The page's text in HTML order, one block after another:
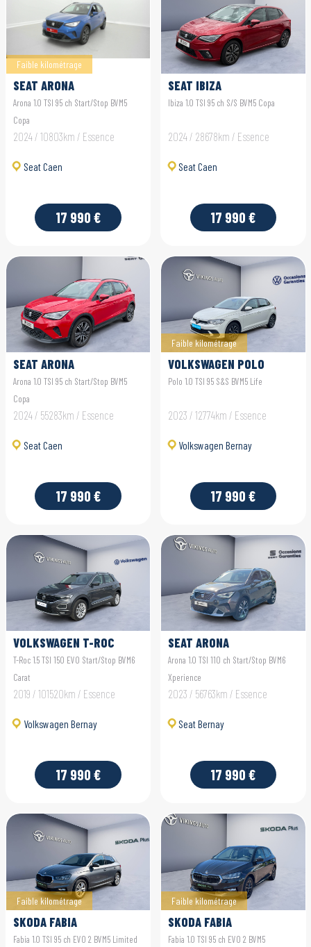
Faible kilométrage
SEAT ARONA
Arona 1.0 TSI 95 ch Start/Stop BVM5
Copa
2024 / 10803km / Essence
Seat Caen
17 990 €
SEAT IBIZA
Ibiza 1.0 TSI 95 ch S/S BVM5 Copa
2024 / 28678km / Essence
Seat Caen
17 990 €
SEAT ARONA
Arona 1.0 TSI 95 ch Start/Stop BVM5
Copa
2024 / 55283km / Essence
Seat Caen
17 990 €
Faible kilométrage
VOLKSWAGEN POLO
Polo 1.0 TSI 95 S&S BVM5 Life
2023 / 12774km / Essence
Volkswagen Bernay
17 990 €
VOLKSWAGEN T-ROC
T-Roc 1.5 TSI 150 EVO Start/Stop BVM6
Carat
2019 / 101520km / Essence
Volkswagen Bernay
17 990 €
SEAT ARONA
Arona 1.0 TSI 110 ch Start/Stop BVM6
Xperience
2023 / 56763km / Essence
Seat Bernay
17 990 €
Faible kilométrage
SKODA FABIA
Fabia 1.0 TSI 95 ch EVO 2 BVM5 Limited
Faible kilométrage
SKODA FABIA
Fabia 1.0 TSI 95 ch EVO 2 BVM5